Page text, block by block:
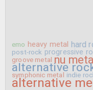
emo heavy metal hard
post-rock progressive
groove metal nu
alternative
symphonic metal indie
alternative